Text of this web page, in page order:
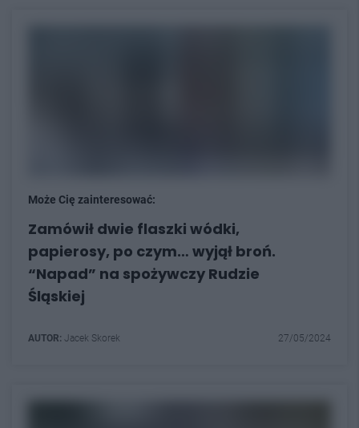
Może Cię zainteresować:
Zamówił dwie flaszki wódki,
papierosy, po czym… wyjął broń.
“Napad” na spożywczy Rudzie
Śląskiej
AUTOR: Jacek Skorek 27/05/2024